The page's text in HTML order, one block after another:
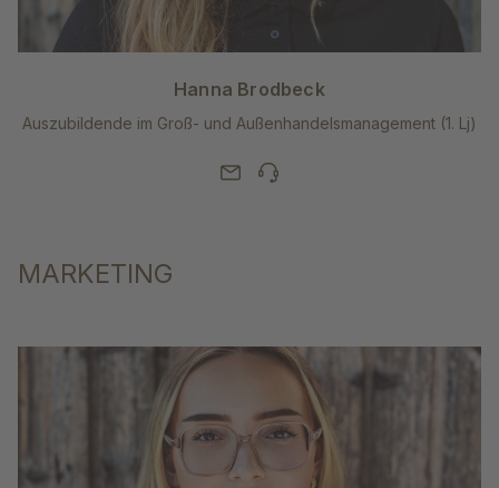
Hanna Brodbeck
Auszubildende im Groß- und Außenhandelsmanagement (1. Lj)
MARKETING